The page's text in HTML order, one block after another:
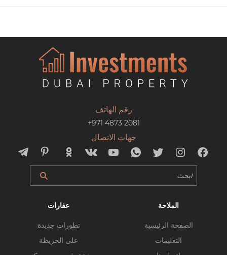
رقم الهاتف
+971 4873 2081
جهات الاتصال
الملاحة
الصفحة الرئيسية
التعليمات
عقارات
تطورات جديدة
على الخريطة